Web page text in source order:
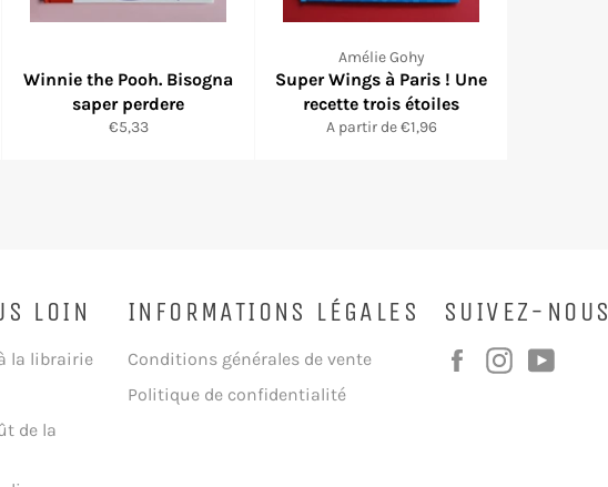
Winnie the Pooh. Bisogna
saper perdere
Prix
€5,33
Amélie Gohy
Super Wings à Paris ! Une
recette trois étoiles
A partir de €1,96
LOIN
la librairie
de la
INFORMATIONS LÉGALES
Conditions générales de vente
Politique de confidentialité
SUIVEZ-NOUS
FacebookInstagram